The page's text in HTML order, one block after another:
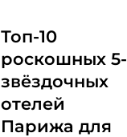
Топ-10
роскошных 5-
звёздочных
отелей
Парижа для